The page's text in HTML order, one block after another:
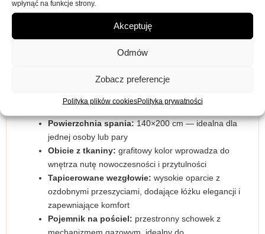
wpłynąć na funkcje strony.
Akceptuję
Odmów
Zobacz preferencje
Polityka plików cookiesPolityka prywatności
odpowiednie podparcie dla materaca, co przekłada się na
zdrowy sen i regenerację. Stabilna konstrukcja oraz
staranne wykończenie sprawiają, że łóżko jest nie tylko
estetyczne, ale również wyjątkowo trwałe.
Kluczowe cechy łóżka
Koleos 02:
Powierzchnia spania:140×200 cm — idealna dla
jednej osoby lub pary
Obicie z tkaniny: grafitowy kolor wprowadza do
wnętrza nutę nowoczesności i przytulności
Tapicerowane wezgłowie: wysokie oparcie z
ozdobnymi przeszyciami, dodające łóżku elegancji i
zapewniające komfort
Pojemnik na pościel: przestronny schowek z